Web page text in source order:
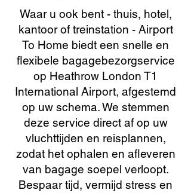
Waar u ook bent - thuis, hotel,
kantoor of treinstation - Airport
To Home biedt een snelle en
flexibele bagagebezorgservice
op Heathrow London T1
International Airport, afgestemd
op uw schema. We stemmen
deze service direct af op uw
vluchttijden en reisplannen,
zodat het ophalen en afleveren
van bagage soepel verloopt.
Bespaar tijd, vermijd stress en